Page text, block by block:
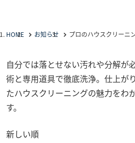
HOME お知らせ プロのハウスクリーニ
自分では落とせない汚れや分解が
術と専用道具で徹底洗浄。仕上が
たハウスクリーニングの魅力をわ
す。
新しい順